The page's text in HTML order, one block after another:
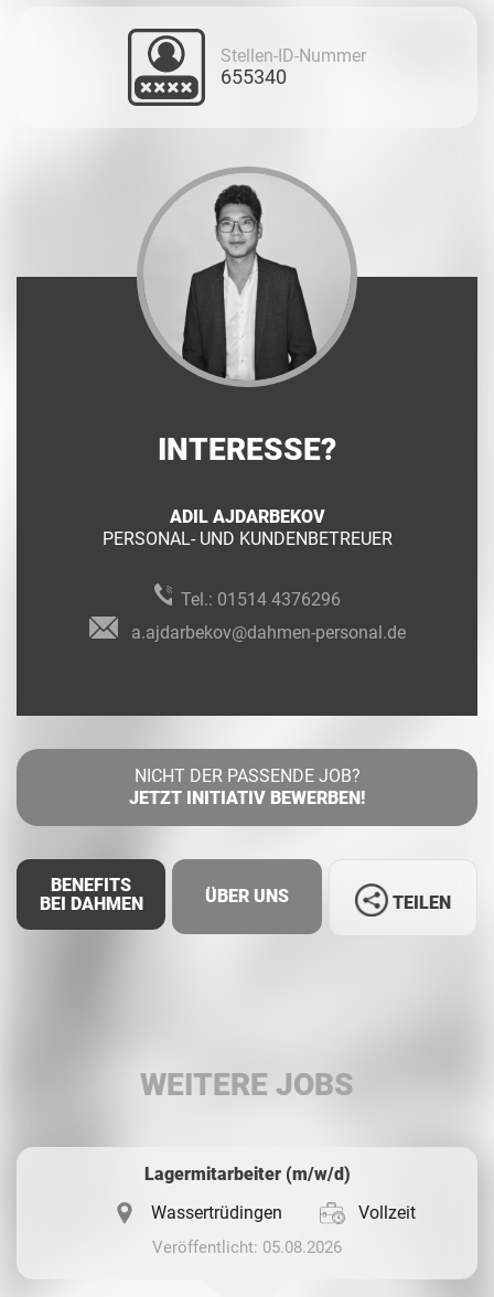
Stellen-ID-Nummer
655340
INTERESSE?
ADIL AJDARBEKOV
PERSONAL- UND KUNDENBETREUER
Tel.: 01514 4376296
a.ajdarbekov@dahmen-personal.de
NICHT DER PASSENDE JOB?
JETZT INITIATIV BEWERBEN!
BENEFITS
BEI DAHMEN
ÜBER UNS TEILEN
WEITERE JOBS
Lagermitarbeiter (m/w/d)
Wassertrüdingen
Vollzeit
Veröffentlicht: 05.08.2026